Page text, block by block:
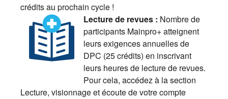
crédits au prochain cycle !
Lecture de revues : Nombre de
participants Mainpro+ atteignent
leurs exigences annuelles de
DPC (25 crédits) en inscrivant
leurs heures de lecture de revues.
Pour cela, accédez à la section
Lecture, visionnage et écoute de votre compte